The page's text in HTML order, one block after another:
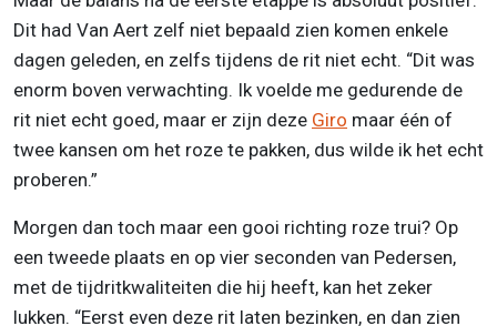
Dit had Van Aert zelf niet bepaald zien komen enkele
dagen geleden, en zelfs tijdens de rit niet echt. “Dit was
enorm boven verwachting. Ik voelde me gedurende de
rit niet echt goed, maar er zijn deze Giro maar één of
twee kansen om het roze te pakken, dus wilde ik het echt
proberen.”
Morgen dan toch maar een gooi richting roze trui? Op
een tweede plaats en op vier seconden van Pedersen,
met de tijdritkwaliteiten die hij heeft, kan het zeker
lukken. “Eerst even deze rit laten bezinken, en dan zien